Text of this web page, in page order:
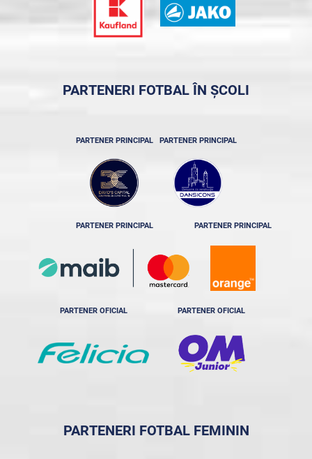
PARTENERI FOTBAL ÎN ȘCOLI
PARTENER PRINCIPAL PARTENER PRINCIPAL
PARTENER PRINCIPAL PARTENER PRINCIPAL
PARTENER OFICIAL PARTENER OFICIAL
PARTENERI FOTBAL FEMININ